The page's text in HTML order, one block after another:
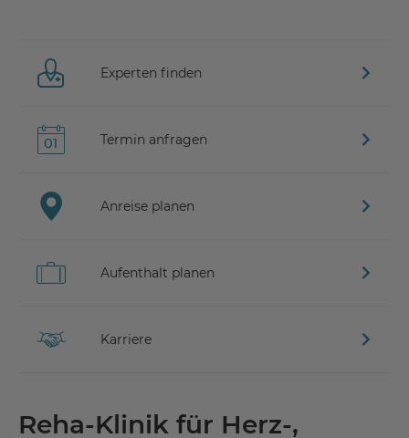
Experten finden
Termin anfragen
Anreise planen
Aufenthalt planen
Karriere
Reha-Klinik für Herz-,